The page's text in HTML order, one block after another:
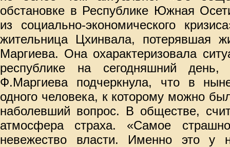
обстановке в Республике Южная
из социально-экономического
жительница Цхинвала, потерявшая
Маргиева. Она охарактеризовала
республике на сегодняшний день,
Ф.Маргиева подчеркнула, что в
одного человека, к которому можно
наболевший вопрос. В обществе,
атмосфера страха. «Самое
невежество власти. Именно это у